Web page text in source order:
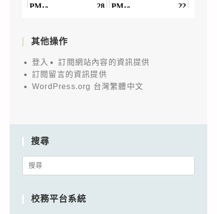
其他操作
登入
訂閱網站內容的資訊提供
訂閱留言的資訊提供
WordPress.org 台灣繁體中文
搜尋
Search
校務平台系統